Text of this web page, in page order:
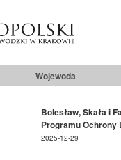
Wojewoda
Bolesław, Skała i
Programu Ochrony
2025-12-29